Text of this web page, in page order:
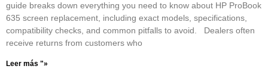
guide breaks down everything you need to know about HP ProBook
635 screen replacement, including exact models, specifications,
compatibility checks, and common pitfalls to avoid. Dealers often
receive returns from customers who
Leer más "»